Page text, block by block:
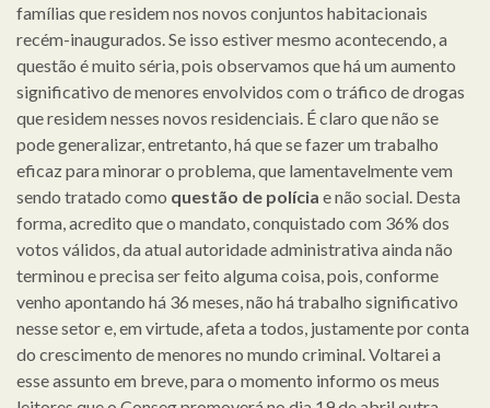
famílias que residem nos novos conjuntos habitacionais
recém-inaugurados. Se isso estiver mesmo acontecendo, a
questão é muito séria, pois observamos que há um aumento
significativo de menores envolvidos com o tráfico de drogas
que residem nesses novos residenciais. É claro que não se
pode generalizar, entretanto, há que se fazer um trabalho
eficaz para minorar o problema, que lamentavelmente vem
sendo tratado como questão de polícia e não social. Desta
forma, acredito que o mandato, conquistado com 36% dos
votos válidos, da atual autoridade administrativa ainda não
terminou e precisa ser feito alguma coisa, pois, conforme
venho apontando há 36 meses, não há trabalho significativo
nesse setor e, em virtude, afeta a todos, justamente por conta
do crescimento de menores no mundo criminal. Voltarei a
esse assunto em breve, para o momento informo os meus